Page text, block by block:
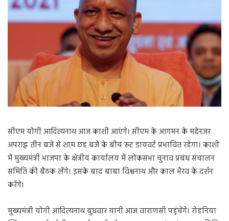
सीएम योगी आदित्यनाथ आज काशी आएंगे। सीएम के आगमन के मद्देनजर
अपराह्न तीन बजे से शाम छह बजे के बीच रूट डायवर्ट प्रभावित रहेगा। काशी
में मुख्यमंत्री भाजपा के क्षेत्रीय कार्यालय में लोकसभा चुनाव प्रबंध संचालन
समिति की बैठक लेंगे। इसके बाद बाबा विश्वनाथ और काल भैरव के दर्शन
करेंगे।
मुख्यमंत्री योगी आदित्यनाथ बुधवार यानी आज वाराणसी पहुंचेंगे। रोहनिया